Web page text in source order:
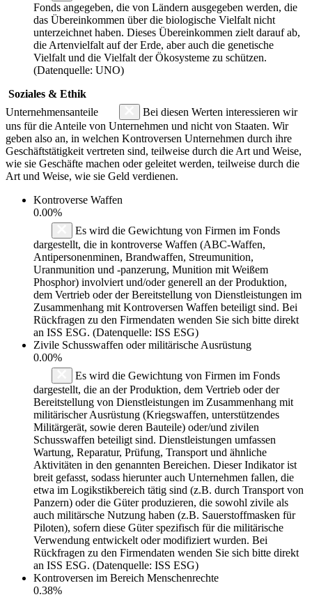
Fonds angegeben, die von Ländern ausgegeben werden, die
das Übereinkommen über die biologische Vielfalt nicht
unterzeichnet haben. Dieses Übereinkommen zielt darauf ab,
die Artenvielfalt auf der Erde, aber auch die genetische
Vielfalt und die Vielfalt der Ökosysteme zu schützen.
(Datenquelle: UNO)
Soziales & Ethik
Unternehmensanteile
Bei diesen Werten interessieren wir
uns für die Anteile von Unternehmen und nicht von Staaten. Wir
geben also an, in welchen Kontroversen Unternehmen durch ihre
Geschäftstätigkeit vertreten sind, teilweise durch die Art und Weise,
wie sie Geschäfte machen oder geleitet werden, teilweise durch die
Art und Weise, wie sie Geld verdienen.
Kontroverse Waffen
0.00%
Es wird die Gewichtung von Firmen im Fonds
dargestellt, die in kontroverse Waffen (ABC-Waffen,
Antipersonenminen, Brandwaffen, Streumunition,
Uranmunition und -panzerung, Munition mit Weißem
Phosphor) involviert und/oder generell an der Produktion,
dem Vertrieb oder der Bereitstellung von Dienstleistungen im
Zusammenhang mit Kontroversen Waffen beteiligt sind. Bei
Rückfragen zu den Firmendaten wenden Sie sich bitte direkt
an ISS ESG. (Datenquelle: ISS ESG)
Zivile Schusswaffen oder militärische Ausrüstung
0.00%
Es wird die Gewichtung von Firmen im Fonds
dargestellt, die an der Produktion, dem Vertrieb oder der
Bereitstellung von Dienstleistungen im Zusammenhang mit
militärischer Ausrüstung (Kriegswaffen, unterstützendes
Militärgerät, sowie deren Bauteile) oder/und zivilen
Schusswaffen beteiligt sind. Dienstleistungen umfassen
Wartung, Reparatur, Prüfung, Transport und ähnliche
Aktivitäten in den genannten Bereichen. Dieser Indikator ist
breit gefasst, sodass hierunter auch Unternehmen fallen, die
etwa im Logikstikbereich tätig sind (z.B. durch Transport von
Panzern) oder die Güter produzieren, die sowohl zivile als
auch militärsche Nutzung haben (z.B. Sauerstoffmasken für
Piloten), sofern diese Güter spezifisch für die militärische
Verwendung entwickelt oder modifiziert wurden. Bei
Rückfragen zu den Firmendaten wenden Sie sich bitte direkt
an ISS ESG. (Datenquelle: ISS ESG)
Kontroversen im Bereich Menschenrechte
0.38%